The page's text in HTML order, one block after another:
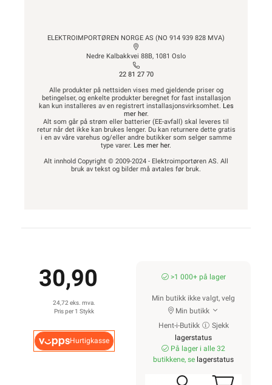
ELEKTROIMPORTØREN NORGE AS (NO 914 939 828 MVA)
Nedre Kalbakkvei 88B, 1081 Oslo
22 81 27 70
Alle produkter på nettsiden vises med gjeldende priser og
betingelser, og enkelte produkter beregnet for fast installasjon
kan kun installeres av en registrert installasjonsvirksomhet. Les
mer her.
Alt som går på strøm eller batterier (EE-avfall) skal leveres til
retur når det ikke kan brukes lenger. Du kan returnere dette gratis
i en av våre varehus og/eller andre butikker som selger samme
type varer. Les mer her.
Alt innhold Copyright © 2009-2024 - Elektroimportøren AS. All
bruk av tekst og bilder må avtales før bruk.
30,90
24,72 eks. mva.
Pris per 1 Stykk
Hurtigkasse
>1 000+ på lager
Min butikk ikke valgt, velg
Min butikk
Hent-i-Butikk
Sjekk
lagerstatus
På lager i alle 32
butikkene, se lagerstatus